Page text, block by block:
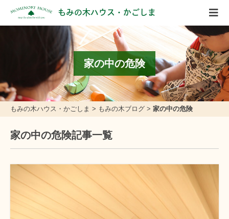
もみの木ハウス・かごしま
家の中の危険
もみの木ハウス・かごしま > もみの木ブログ > 家の中の危険
家の中の危険記事一覧